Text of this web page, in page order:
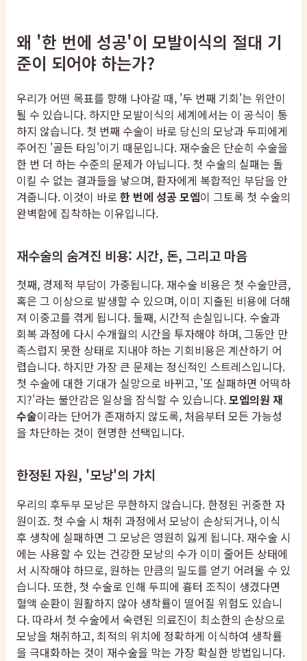
왜 '한 번에 성공'이 모발이식의 절대 기
준이 되어야 하는가?
우리가 어떤 목표를 향해 나아갈 때, '두 번째 기회'는 위안이
될 수 있습니다. 하지만 모발이식의 세계에서는 이 공식이 통
하지 않습니다. 첫 번째 수술이 바로 당신의 모낭과 두피에게
주어진 '골든 타임'이기 때문입니다. 재수술은 단순히 수술을
한 번 더 하는 수준의 문제가 아닙니다. 첫 수술의 실패는 돌
이킬 수 없는 결과들을 낳으며, 환자에게 복합적인 부담을 안
겨줍니다. 이것이 바로 한 번에 성공 모엠이 그토록 첫 수술의
완벽함에 집착하는 이유입니다.
재수술의 숨겨진 비용: 시간, 돈, 그리고 마음
첫째, 경제적 부담이 가중됩니다. 재수술 비용은 첫 수술만큼,
혹은 그 이상으로 발생할 수 있으며, 이미 지출된 비용에 더해
져 이중고를 겪게 됩니다. 둘째, 시간적 손실입니다. 수술과
회복 과정에 다시 수개월의 시간을 투자해야 하며, 그동안 만
족스럽지 못한 상태로 지내야 하는 기회비용은 계산하기 어
렵습니다. 하지만 가장 큰 문제는 정신적인 스트레스입니다.
첫 수술에 대한 기대가 실망으로 바뀌고, '또 실패하면 어떡하
지?'라는 불안감은 일상을 잠식할 수 있습니다.모엠의원 재
수술이라는 단어가 존재하지 않도록, 처음부터 모든 가능성
을 차단하는 것이 현명한 선택입니다.
한정된 자원, '모낭'의 가치
우리의 후두부 모낭은 무한하지 않습니다. 한정된 귀중한 자
원이죠. 첫 수술 시 채취 과정에서 모낭이 손상되거나, 이식
후 생착에 실패하면 그 모낭은 영원히 잃게 됩니다. 재수술 시
에는 사용할 수 있는 건강한 모낭의 수가 이미 줄어든 상태에
서 시작해야 하므로, 원하는 만큼의 밀도를 얻기 어려울 수 있
습니다. 또한, 첫 수술로 인해 두피에 흉터 조직이 생겼다면
혈액 순환이 원활하지 않아 생착률이 떨어질 위험도 있습니
다. 따라서 첫 수술에서 숙련된 의료진이 최소한의 손상으로
모낭을 채취하고, 최적의 위치에 정확하게 이식하여 생착률
을 극대화하는 것이 재수술을 막는 가장 확실한 방법입니다.